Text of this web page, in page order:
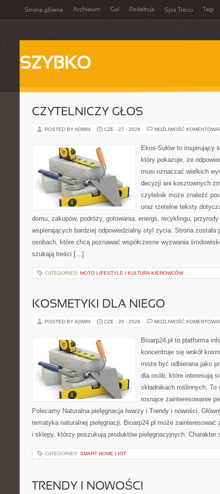
Strona główna Archiwum Gol Redakcja Spis Treści Tagi
SZYBKO
CZYTELNICZY GŁOS
POSTED BY ADMIN CZE - 27 - 2026 MOŻLIWOŚĆ
Ekos-Sułów to inspirujący
który pokazuje, że
musi oznaczać wielkich
decyzji ani kosztownych
czytelnik może znaleźć
oraz rzetelne teksty
domu, zakupów, podróży, gotowania, energii, recyklingu,
wspierających bardziej odpowiedzialny styl życia. Strona została
osobach, które chcą poznawać współczesne wyzwania
szukają treści […]
CATEGORIES: MOTO LIFESTYLE I KULTURA KIEROWCÓW
KOSMETYKI DLA NIEGO
POSTED BY ADMIN CZE - 20 - 2026 MOŻLIWOŚĆ
Bioarp24.pl to platforma
koncentruje się wokół
może być odbierana jako
dla osób, które interesują
składnikach roślinnych.
rosnące zainteresowanie
Polecamy Naturalna pielęgnacja twarzy i Trendy i nowości.
tematyka naturalnej pielęgnacji. Bioarp24.pl może zainteresować
i sklepy, którzy poszukują produktów pielęgnacyjnych.
CATEGORIES: SMART HOME I IOT
TRENDY I NOWOŚCI